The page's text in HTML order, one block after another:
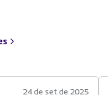
24 de set de 2025